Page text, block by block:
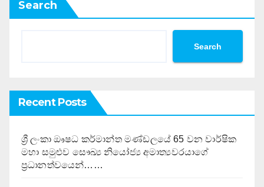
Search
Search
Recent Posts
ශ්‍රී ලංකා ඖෂධ කර්මාන්ත මණ්ඩලයේ 65 වන වාර්ෂික
මහා සමුළුව සෞඛ්‍ය නියෝජ්‍ය අමාත්‍යවරයාගේ
ප්‍රධානත්වයෙන්……